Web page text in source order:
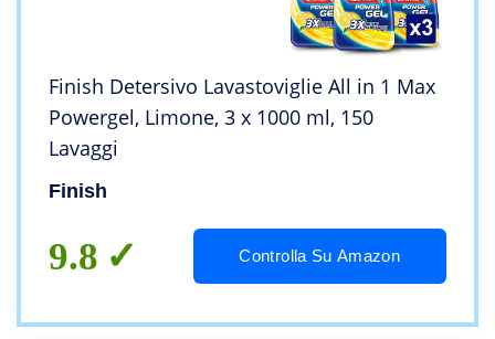
Finish Detersivo Lavastoviglie All in 1 Max
Powergel, Limone, 3 x 1000 ml, 150
Lavaggi
Finish
9.8 Controlla Su Amazon